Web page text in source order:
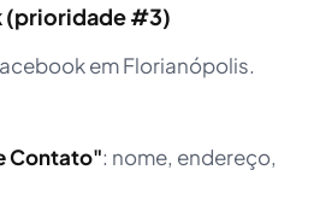
(prioridade #3)
em Florianópolis.
Contato": nome, endereço,